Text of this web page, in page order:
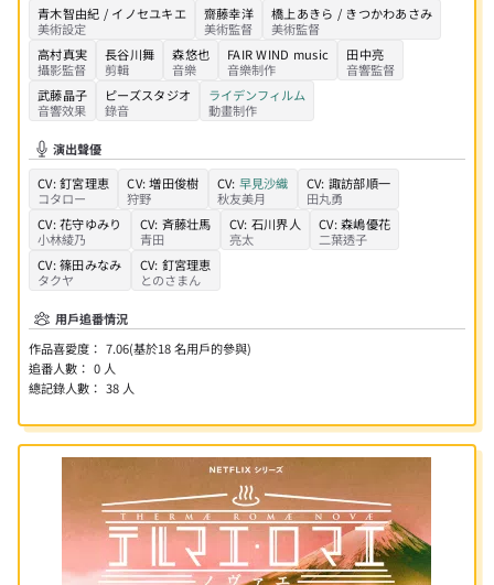
青木智由紀 / イノセユキエ
美術設定
齋藤幸洋
美術監督
橋上あきら / きつかわあさみ
美術監督
高村真実
攝影監督
長谷川舞
剪輯
森悠也
音樂
FAIR WIND music
音樂制作
田中亮
音響監督
武藤晶子
音響效果
ピーズスタジオ
錄音
ライデンフィルム
動畫制作
演出聲優
CV: 釘宮理恵
コタロー
CV: 増田俊樹
狩野
CV: 早見沙織
秋友美月
CV: 諏訪部順一
田丸勇
CV: 花守ゆみり
小林綾乃
CV: 斉藤壮馬
青田
CV: 石川界人
亮太
CV: 森嶋優花
二葉透子
CV: 篠田みなみ
タクヤ
CV: 釘宮理恵
とのさまん
用戶追番情況
作品喜愛度： 7.06(基於18名用戶的參與)
追番人數： 0 人
總記錄人數： 38 人